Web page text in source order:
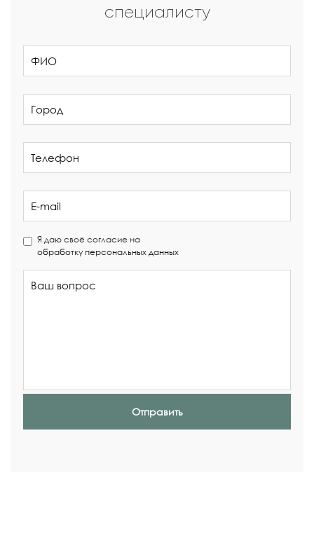
специалисту
Я даю своё согласие на
обработку персональных данных
Отправить